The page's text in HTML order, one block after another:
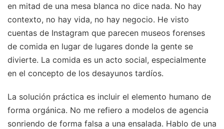
en mitad de una mesa blanca no dice nada. No hay
contexto, no hay vida, no hay negocio. He visto
cuentas de Instagram que parecen museos forenses
de comida en lugar de lugares donde la gente se
divierte. La comida es un acto social, especialmente
en el concepto de los desayunos tardíos.
La solución práctica es incluir el elemento humano de
forma orgánica. No me refiero a modelos de agencia
sonriendo de forma falsa a una ensalada. Hablo de una